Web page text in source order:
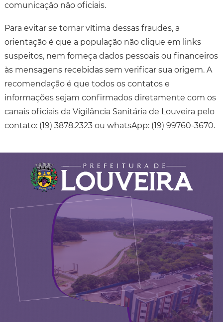
comunicação não oficiais.
Para evitar se tornar vítima dessas fraudes, a
orientação é que a população não clique em links
suspeitos, nem forneça dados pessoais ou financeiros
às mensagens recebidas sem verificar sua origem. A
recomendação é que todos os contatos e
informações sejam confirmados diretamente com os
canais oficiais da Vigilância Sanitária de Louveira pelo
contato: (19) 3878.2323 ou whatsApp: (19) 99760-3670.